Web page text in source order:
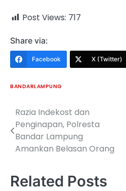
Post Views: 717
Share via:
Facebook X (Twitter)
BANDARLAMPUNG
Navigasi
pos
Razia Indekost dan
Penginapan, Polresta
Bandar Lampung
Amankan Belasan Orang
Related Posts